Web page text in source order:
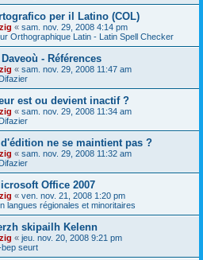
per il Latino (COL)
« sam. nov. 29, 2008 4:14 pm
Orthographique Latin - Latin Spell Checker
- Références
« sam. nov. 29, 2008 11:47 am
est ou devient inactif ?
« sam. nov. 29, 2008 11:34 am
ne se maintient pas ?
« sam. nov. 29, 2008 11:32 am
Office 2007
« ven. nov. 21, 2008 1:20 pm
langues régionales et minoritaires
skipailh Kelenn
« jeu. nov. 20, 2008 9:21 pm
bep seurt